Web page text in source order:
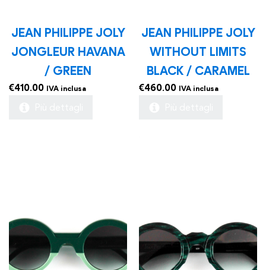
JEAN PHILIPPE JOLY
JONGLEUR HAVANA
/ GREEN
€410.00 IVA inclusa
JEAN PHILIPPE JOLY
WITHOUT LIMITS
BLACK / CARAMEL
€460.00 IVA inclusa